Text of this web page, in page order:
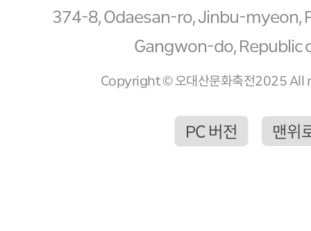
374-8, Odaesan-ro, Jinbu-myeon,
Gangwon-do, Republic
Copyright © 오대산문화축전2025
PC 버전 맨위